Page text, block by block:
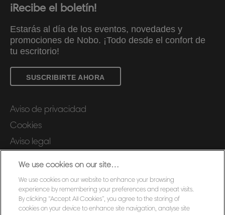
¡Recibe el boletín!
Estarás al día de los eventos, novedades y
promociones de Nobo. ¡Todo desde el confort de
tu escritorio!
SUSCRIBIRTE AHORA
Aviso de privacidad
Cookies
Aviso legal
Servicio al cliente
Condiciones de garantía
We use cookies on our site…
We use cookies on our website to enhance your browsing
experience by remembering your preferences and repeat visits.
By clicking “Accept All Cookies”, you agree to the storing of
cookies on your device to enhance site navigation, analyse site